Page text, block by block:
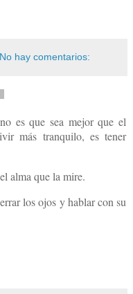
No hay comentarios:
es que sea mejor que el
más tranquilo, es tener
alma que la mire.
los ojos y hablar con su